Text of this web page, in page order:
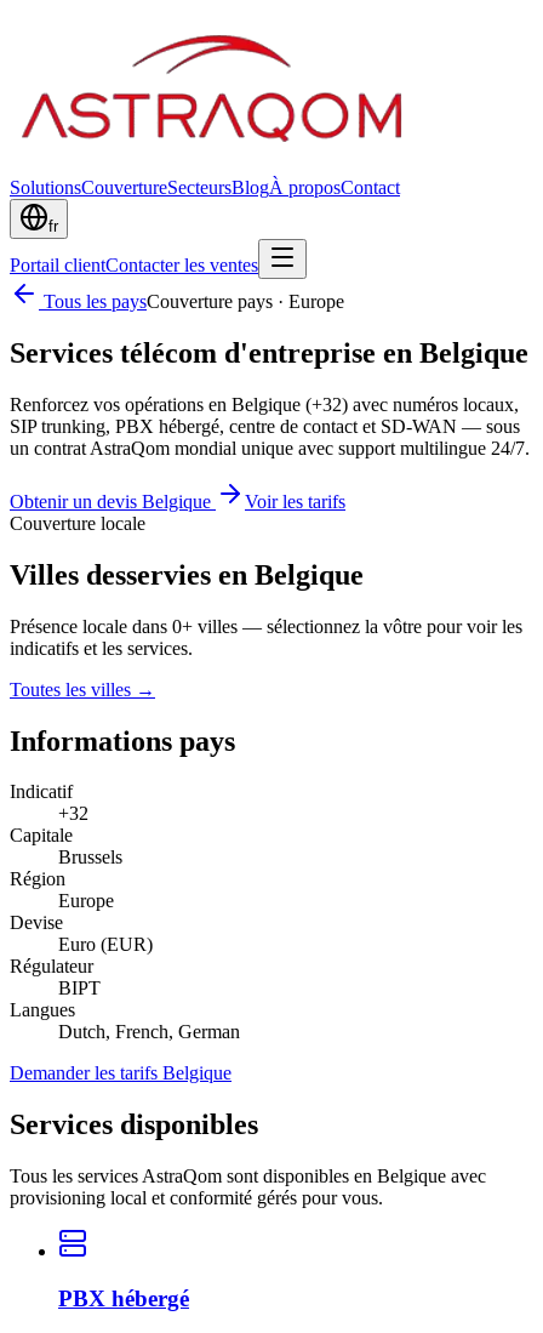
SolutionsCouvertureSecteursBlogÀ proposContact
fr
Portail clientContacter les ventes
Tous les paysCouverture pays · Europe
Services télécom d'entreprise en Belgique
Renforcez vos opérations en Belgique (+32) avec numéros locaux,
SIP trunking, PBX hébergé, centre de contact et SD-WAN — sous
un contrat AstraQom mondial unique avec support multilingue 24/7.
Obtenir un devis Belgique
Voir les tarifs
Couverture locale
Villes desservies en Belgique
Présence locale dans 0+ villes — sélectionnez la vôtre pour voir les
indicatifs et les services.
Toutes les villes →
Informations pays
Indicatif
+32
Capitale
Brussels
Région
Europe
Devise
Euro (EUR)
Régulateur
BIPT
Langues
Dutch, French, German
Demander les tarifs Belgique
Services disponibles
Tous les services AstraQom sont disponibles en Belgique avec
provisioning local et conformité gérés pour vous.
PBX hébergé